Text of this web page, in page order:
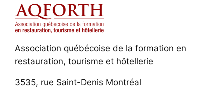
Association québécoise de la formation en
restauration, tourisme et hôtellerie
3535, rue Saint-Denis Montréal